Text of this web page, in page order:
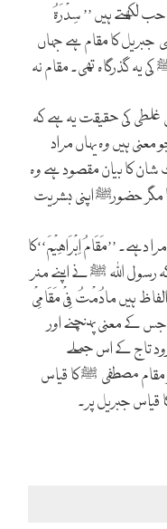
لکھتے ہیں ’’ سِدْرَۃُ
جبریل کا مقام ہے جہاں
کی یہ گذرگاہ تھی۔ مقام نہ
کی حقیقت یہ ہے کہ
ہیں وہ یہاں مراد
کا بیان مقصود ہے وہ
مگر حضورﷺاپنی بشریت
دہے۔ ’’مَقَامُ اِبْرَاھِیْمَ‘‘کا
اللہ ﷺنے اپنے منر
ہیں مادُمْتُ فِیْ مَقَامِیْ
ج ۱ ص۷۷ مسلم ج۲ ص۲۶۳) جس کے معنی پہنچنے اور
تاج کے اس جملے
مقام مصطفی ﷺکا قیاس
قیاس جبریل پر۔